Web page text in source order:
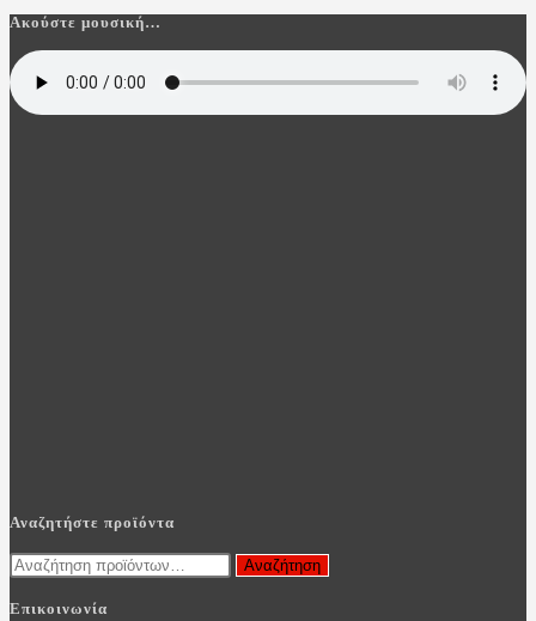
Ακούστε μουσική…
Αναζητήστε προϊόντα
Αναζήτηση
Αναζήτηση
Επικοινωνία